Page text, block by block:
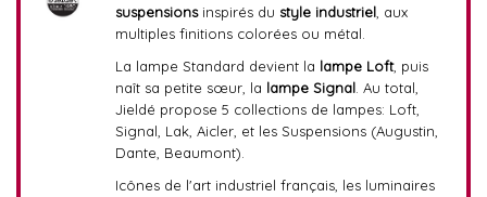
suspensionsinspirés du style industriel, aux
multiples finitions colorées ou métal.
La lampe Standard devient la lampe Loft, puis
naît sa petite sœur, la lampe Signal. Au total,
Jieldé propose 5 collections de lampes: Loft,
Signal, Lak, Aicler, et les Suspensions (Augustin,
Dante, Beaumont).
Icônes de l'art industriel français, les luminaires